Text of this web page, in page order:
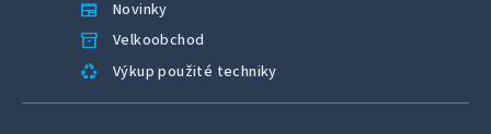
newspaper Novinky
inventory_2 Velkoobchod
recycling Výkup použité techniky